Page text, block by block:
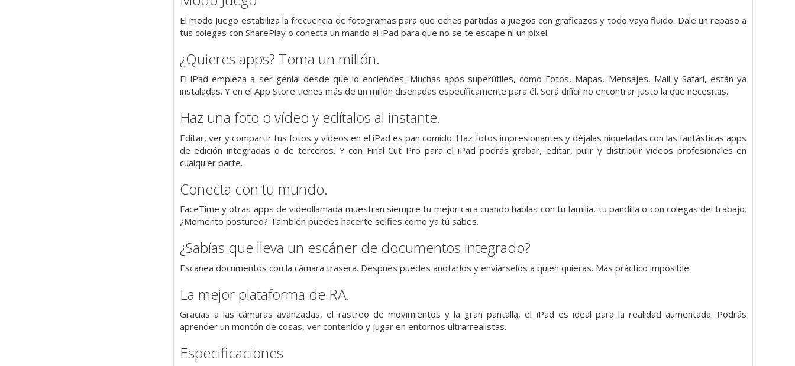
El modo Juego estabiliza la frecuencia de fotogramas para que eches partidas a juegos con graficazos y todo vaya fluido. Dale un repaso a
tus colegas con SharePlay o conecta un mando al iPad para que no se te escape ni un píxel.
¿Quieres apps? Toma un millón.
El iPad empieza a ser genial desde que lo enciendes. Muchas apps superútiles, como Fotos, Mapas, Mensajes, Mail y Safari, están ya
instaladas. Y en el App Store tienes más de un millón diseñadas específicamente para él. Será difícil no encontrar justo la que necesitas.
Haz una foto o vídeo y edítalos al instante.
Editar, ver y compartir tus fotos y vídeos en el iPad es pan comido. Haz fotos impresionantes y déjalas niqueladas con las fantásticas apps
de edición integradas o de terceros. Y con Final Cut Pro para el iPad podrás grabar, editar, pulir y distribuir vídeos profesionales en
cualquier parte.
Conecta con tu mundo.
FaceTime y otras apps de videollamada muestran siempre tu mejor cara cuando hablas con tu familia, tu pandilla o con colegas del trabajo.
¿Momento postureo? También puedes hacerte selfies como ya tú sabes.
¿Sabías que lleva un escáner de documentos integrado?
Escanea documentos con la cámara trasera. Después puedes anotarlos y enviárselos a quien quieras. Más práctico imposible.
La mejor plataforma de RA.
Gracias a las cámaras avanzadas, el rastreo de movimientos y la gran pantalla, el iPad es ideal para la realidad aumentada. Podrás
aprender un montón de cosas, ver contenido y jugar en entornos ultrarrealistas.
Especificaciones